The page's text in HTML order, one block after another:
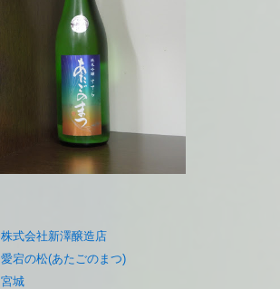
株式会社新澤醸造店
愛宕の松(あたごのまつ)
宮城